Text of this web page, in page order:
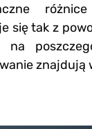
się tak z
na
znajdują